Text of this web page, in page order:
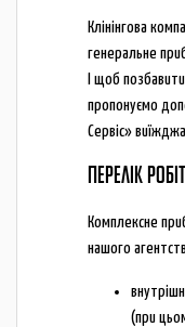
Клінінгова
генеральне
І щоб
пропонуємо
Сервіс»
ПЕРЕЛІК РОБІТ
Комплексне
нашого
(при